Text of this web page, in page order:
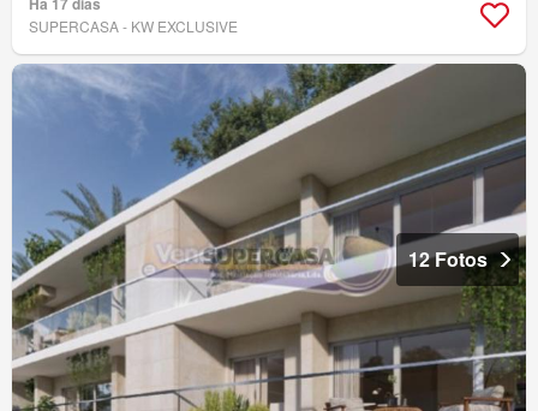
SUPERCASA - KW EXCLUSIVE
12 Fotos